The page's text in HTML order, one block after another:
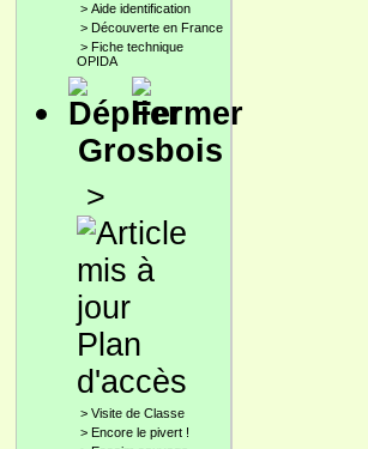
> Aide identification
> Découverte en France
> Fiche technique
OPIDA
Grosbois
>
Plan
d'accès
> Visite de Classe
> Encore le pivert !